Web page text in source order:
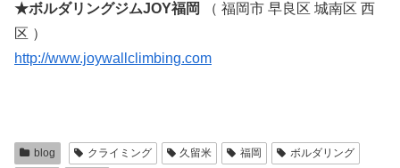
★ボルダリングジムJOY福岡
（ 福岡市 早良区 城南区 西
区 ）
http://www.joywallclimbing.com
blog クライミング 久留米 福岡
ボルダリング